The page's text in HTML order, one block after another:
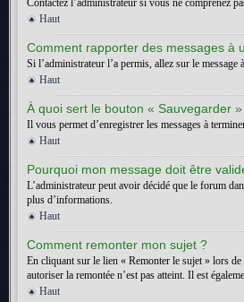
Contactez l’administrateur si vous ne comprenez
Haut
Comment rapporter des messages à
Si l’administrateur l’a permis, allez sur le
Haut
À quoi sert le bouton « Sauvegarder
Il vous permet d’enregistrer les messages à
Haut
Pourquoi mon message doit être
L’administrateur peut avoir décidé que le forum
plus d’informations.
Haut
Comment remonter mon sujet ?
En cliquant sur le lien « Remonter le sujet » lors
autoriser la remontée n’est pas atteint. Il est
Haut